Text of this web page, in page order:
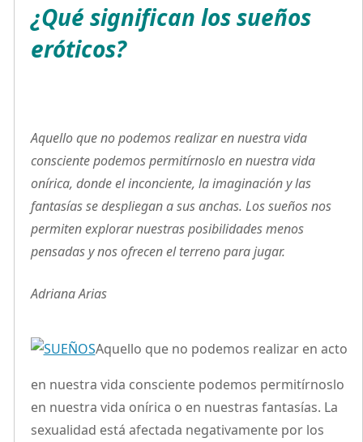
¿Qué significan los sueños
eróticos?
Aquello que no podemos realizar en nuestra vida
consciente podemos permitírnoslo en nuestra vida
onírica, donde el inconciente, la imaginación y las
fantasías se despliegan a sus anchas. Los sueños nos
permiten explorar nuestras posibilidades menos
pensadas y nos ofrecen el terreno para jugar.
Adriana Arias
Aquello que no podemos realizar en acto
en nuestra vida consciente podemos permitírnoslo
en nuestra vida onírica o en nuestras fantasías. La
sexualidad está afectada negativamente por los